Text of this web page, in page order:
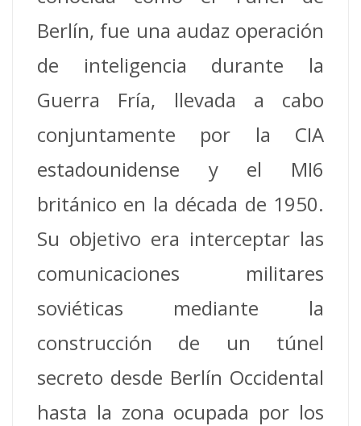
Berlín, fue una audaz operación
de inteligencia durante la
Guerra Fría, llevada a cabo
conjuntamente por la CIA
estadounidense y el MI6
británico en la década de 1950.
Su objetivo era interceptar las
comunicaciones militares
soviéticas mediante la
construcción de un túnel
secreto desde Berlín Occidental
hasta la zona ocupada por los